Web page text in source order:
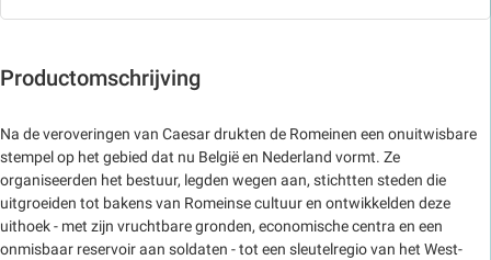
Productomschrijving
Na de veroveringen van Caesar drukten de Romeinen een onuitwisbare
stempel op het gebied dat nu België en Nederland vormt. Ze
organiseerden het bestuur, legden wegen aan, stichtten steden die
uitgroeiden tot bakens van Romeinse cultuur en ontwikkelden deze
uithoek - met zijn vruchtbare gronden, economische centra en een
onmisbaar reservoir aan soldaten - tot een sleutelregio van het West-